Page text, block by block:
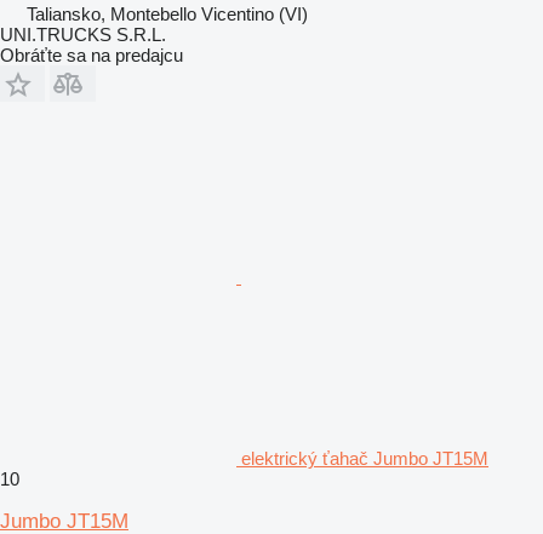
Taliansko, Montebello Vicentino (VI)
UNI.TRUCKS S.R.L.
Obráťte sa na predajcu
elektrický ťahač Jumbo JT15M
10
Jumbo JT15M